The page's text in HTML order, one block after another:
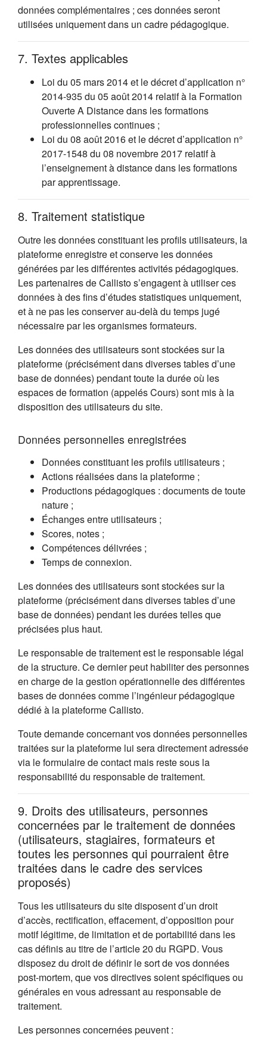
données complémentaires ; ces données seront
utilisées uniquement dans un cadre pédagogique.
7. Textes applicables
Loi du 05 mars 2014 et le décret d’application n°
2014-935 du 05 août 2014 relatif à la Formation
Ouverte A Distance dans les formations
professionnelles continues ;
Loi du 08 août 2016 et le décret d’application n°
2017-1548 du 08 novembre 2017 relatif à
l’enseignement à distance dans les formations
par apprentissage.
8. Traitement statistique
Outre les données constituant les profils utilisateurs, la
plateforme enregistre et conserve les données
générées par les différentes activités pédagogiques.
Les partenaires de Callisto s’engagent à utiliser ces
données à des fins d’études statistiques uniquement,
et à ne pas les conserver au-delà du temps jugé
nécessaire par les organismes formateurs.
Les données des utilisateurs sont stockées sur la
plateforme (précisément dans diverses tables d’une
base de données) pendant toute la durée où les
espaces de formation (appelés Cours) sont mis à la
disposition des utilisateurs du site.
Données personnelles enregistrées
Données constituant les profils utilisateurs ;
Actions réalisées dans la plateforme ;
Productions pédagogiques : documents de toute
nature ;
Échanges entre utilisateurs ;
Scores, notes ;
Compétences délivrées ;
Temps de connexion.
Les données des utilisateurs sont stockées sur la
plateforme (précisément dans diverses tables d’une
base de données) pendant les durées telles que
précisées plus haut.
Le responsable de traitement est le responsable légal
de la structure. Ce dernier peut habiliter des personnes
en charge de la gestion opérationnelle des différentes
bases de données comme l’ingénieur pédagogique
dédié à la plateforme Callisto.
Toute demande concernant vos données personnelles
traitées sur la plateforme lui sera directement adressée
via le formulaire de contact mais reste sous la
responsabilité du responsable de traitement.
9. Droits des utilisateurs, personnes
concernées par le traitement de données
(utilisateurs, stagiaires, formateurs et
toutes les personnes qui pourraient être
traitées dans le cadre des services
proposés)
Tous les utilisateurs du site disposent d’un droit
d’accès, rectification, effacement, d’opposition pour
motif légitime, de limitation et de portabilité dans les
cas définis au titre de l’article 20 du RGPD. Vous
disposez du droit de définir le sort de vos données
post-mortem, que vos directives soient spécifiques ou
générales en vous adressant au responsable de
traitement.
Les personnes concernées peuvent :